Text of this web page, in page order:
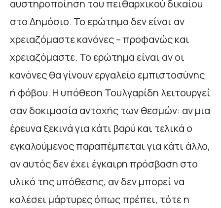
αυστηροποίηση του πειθαρχικού δικαίου
στο Δημόσιο. Το ερώτημα δεν είναι αν
χρειαζόμαστε κανόνες – προφανώς και
χρειαζόμαστε. Το ερώτημα είναι αν οι
κανόνες θα γίνουν εργαλείο εμπιστοσύνης
ή φόβου. Η υπόθεση Τουλγαρίδη λειτουργεί
σαν δοκιμασία αντοχής των θεσμών: αν μια
έρευνα ξεκινά για κάτι βαρύ και τελικά ο
εγκαλούμενος παραπέμπεται για κάτι άλλο,
αν αυτός δεν έχει έγκαιρη πρόσβαση στο
υλικό της υπόθεσης, αν δεν μπορεί να
καλέσει μάρτυρες όπως πρέπει, τότε η